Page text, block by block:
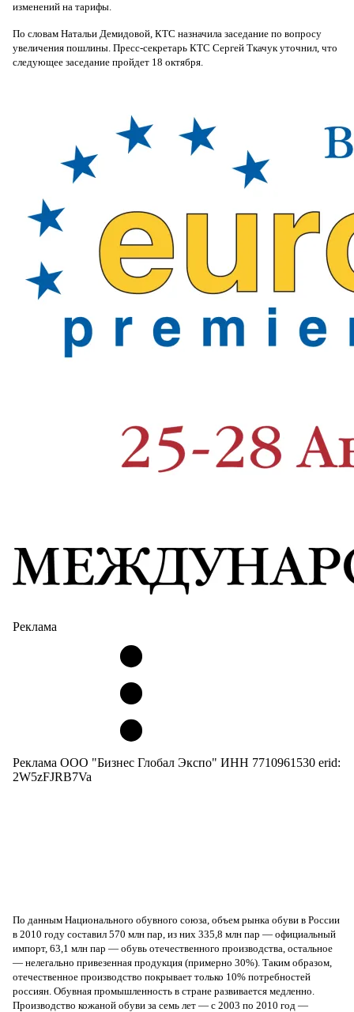
изменений на тарифы.
По словам Натальи Демидовой, КТС назначила заседание по вопросу
увеличения пошлины. Пресс-секретарь КТС Сергей Ткачук уточнил, что
следующее заседание пройдет 18 октября.
Реклама
Реклама ООО "Бизнес Глобал Экспо" ИНН 7710961530 erid:
2W5zFJRB7Va
По данным Национального обувного союза, объем рынка обуви в России
в 2010 году составил 570 млн пар, из них 335,8 млн пар — официальный
импорт, 63,1 млн пар — обувь отечественного производства, остальное
— нелегально привезенная продукция (примерно 30%). Таким образом,
отечественное производство покрывает только 10% потребностей
россиян. Обувная промышленность в стране развивается медленно.
Производство кожаной обуви за семь лет — с 2003 по 2010 год —